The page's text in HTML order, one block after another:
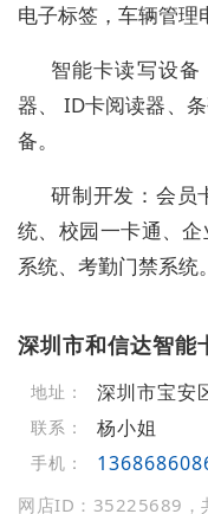
电子标签，车辆管理
智能卡读写设
器、 ID卡阅读器、
备。
研制开发：会员
统、校园一卡通、
系统、考勤门禁系统。
深圳市和信达智能
地址： 深圳市宝安
联系： 杨小姐
手机：
网店ID：35225689，